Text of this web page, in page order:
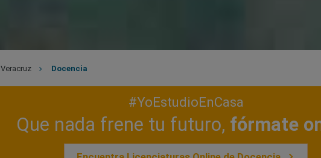
Veracruz Docencia
#YoEstudioEnCasa
Que nada frene tu futuro, fórmate